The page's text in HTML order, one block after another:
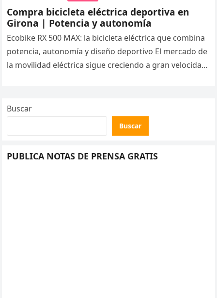
Compra bicicleta eléctrica deportiva en
Girona | Potencia y autonomía
Ecobike RX 500 MAX: la bicicleta eléctrica que combina
potencia, autonomía y diseño deportivo El mercado de
la movilidad eléctrica sigue creciendo a gran velocidad
Buscar
Buscar
PUBLICA NOTAS DE PRENSA GRATIS